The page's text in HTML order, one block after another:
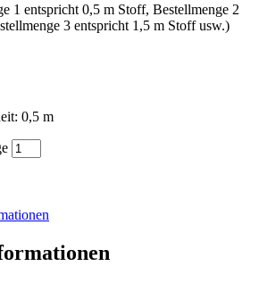
1 entspricht 0,5 m Stoff, Bestellmenge 2
3 entspricht 1,5 m Stoff usw.)
0,5 m